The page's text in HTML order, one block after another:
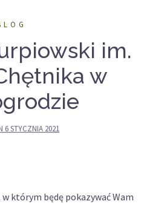
im.
w
6 STYCZNIA 2021
którym będę pokazywać Wam